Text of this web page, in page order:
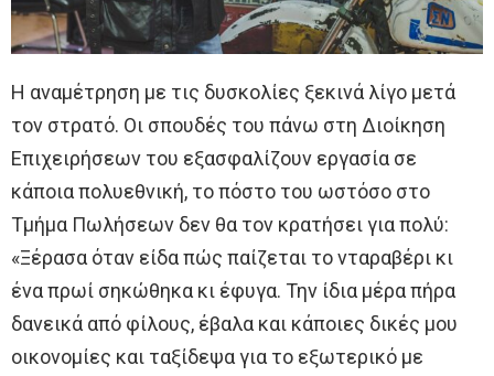
Η αναμέτρηση με τις δυσκολίες ξεκινά λίγο μετά
τον στρατό. Οι σπουδές του πάνω στη Διοίκηση
Επιχειρήσεων του εξασφαλίζουν εργασία σε
κάποια πολυεθνική, το πόστο του ωστόσο στο
Τμήμα Πωλήσεων δεν θα τον κρατήσει για πολύ:
«Ξέρασα όταν είδα πώς παίζεται το νταραβέρι κι
ένα πρωί σηκώθηκα κι έφυγα. Την ίδια μέρα πήρα
δανεικά από φίλους, έβαλα και κάποιες δικές μου
οικονομίες και ταξίδεψα για το εξωτερικό με